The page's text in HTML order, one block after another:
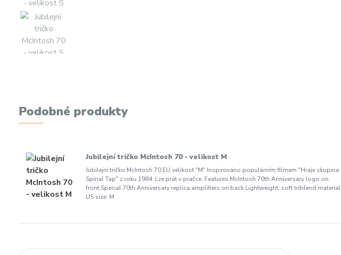
Podobné produkty
Jubilejní tričko McIntosh 70 - velikost M
Jubilejní tričko McIntosh 70 EU velikost "M" Inspirováno populárním filmem "Hraje skupina
Spinal Tap" z roku 1984. Lze prát v pračce. Features McIntosh 70th Anniversary logo on
front Special 70th Anniversary replica amplifiers on back Lightweight, soft triblend material
US size: M